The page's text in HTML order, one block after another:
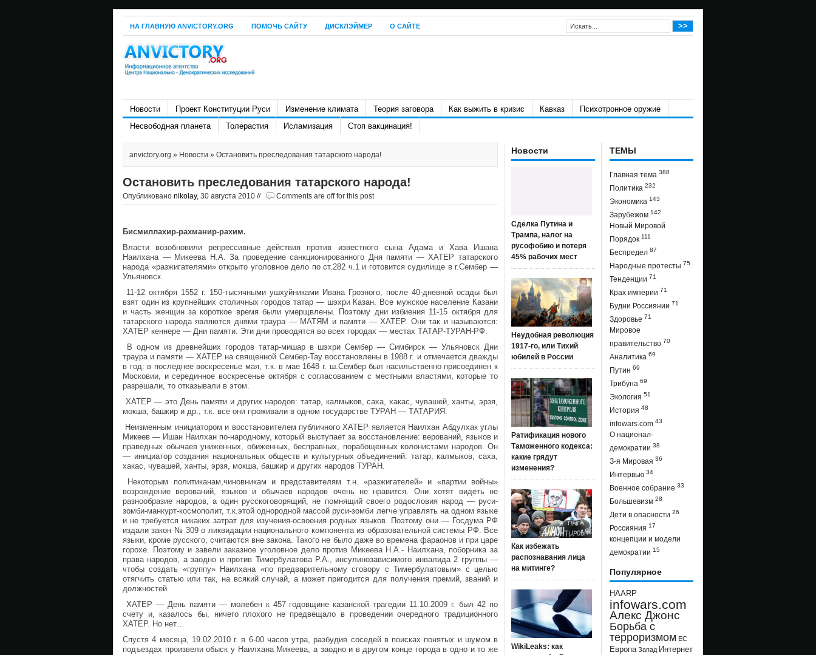
НА ГЛАВНУЮ ANVICTORY.ORG ПОМОЧЬ САЙТУ ДИСКЛЭЙМЕР О САЙТЕ
Новости Проект Конституции Руси Изменение климата Теория заговора Как выжить в кризис Кавказ
Психотронное оружие
Несвободная планета
Толерастия Исламизация Стоп вакцинация!
anvictory.org » Новости » Остановить преследования татарского народа!
Остановить преследования татарского народа!
Опубликовано nikolay, 30 августа 2010 // Comments are off for this post
Бисмиллахир-рахманир-рахим.
Власти возобновили репрессивные действия против известного сына Адама и Хава Ишана
Наилхана — Микеева Н.А. За проведение санкционированного Дня памяти — ХАТЕР татарского
народа «разжигателями» открыто уголовное дело по ст.282 ч.1 и готовится судилище в г.Сембер —
Ульяновск.
11-12 октября 1552 г. 150-тысячными ушхуйниками Ивана Грозного, после 40-дневной осады был
взят один из крупнейших столичных городов татар — шэхри Казан. Все мужское население Казани
и часть женщин за короткое время были умерщвлены. Поэтому дни избиения 11-15 октября для
татарского народа являются днями траура — МАТЯМ и памяти — ХАТЕР. Они так и называются:
ХАТЕР кеннере — Дни памяти. Эти дни проводятся во всех городах — местах ТАТАР-ТУРАН-РФ.
В одном из древнейших городов татар-мишар в шэхри Сембер — Симбирск — Ульяновск Дни
траура и памяти — ХАТЕР на священной Сембер-Тау восстановлены в 1988 г. и отмечается дважды
в год: в последнее воскресенье мая, т.к. в мае 1648 г. ш.Сембер был насильственно присоединен к
Московии, и серединное воскресенье октября с согласованием с местными властями, которые то
разрешали, то отказывали в этом.
ХАТЕР — это День памяти и других народов: татар, калмыков, саха, хакас, чувашей, ханты, эрзя,
мокша, башкир и др., т.к. все они проживали в одном государстве ТУРАН — ТАТАРИЯ.
Неизменным инициатором и восстановителем публичного ХАТЕР является Наилхан Абдулхак углы
Микеев — Ишан Наилхан по-народному, который выступает за восстановление: верований, языков и
праведных обычаев униженных, обиженных, бесправных, порабощенных колонистами народов. Он
— инициатор создания национальных обществ и культурных объединений: татар, калмыков, саха,
хакас, чувашей, ханты, эрзя, мокша, башкир и других народов ТУРАН.
Некоторым политиканам,чиновникам и представителям т.н. «разжигателей» и «партии войны»
возрождение верований, языков и обычаев народов очень не нравится. Они хотят видеть не
разнообразие народов, а один русскоговорящий, не помнящий своего родословия народ — руси-
зомби-манкурт-космополит, т.к.этой однородной массой руси-зомби легче управлять на одном языке
и не требуется никаких затрат для изучения-освоения родных языков. Поэтому они — Госдума РФ
издали закон № 309 о ликвидации национального компонента из образовательной системы РФ. Все
языки, кроме русского, считаются вне закона. Такого не было даже во времена фараонов и при царе
горохе. Поэтому и завели заказное уголовное дело против Микеева Н.А.- Наилхана, поборника за
права народов, а заодно и против Тимербулатова Р.А., инсулинозависимого инвалида 2 группы —
чтобы создать «группу» Наилхана «по предварительному сговору с Тимербулатовым» с целью
отягчить статью или так, на всякий случай, а может пригодится для получения премий, званий и
должностей.
ХАТЕР — День памяти — молебен к 457 годовщине казанской трагедии 11.10.2009 г. был 42 по
счету и, казалось бы, ничего плохого не предвещало в проведении очередного традиционного
ХАТЕР. Но нет…
Спустя 4 месяца, 19.02.2010 г. в 6-00 часов утра, разбудив соседей в поисках понятых и шумом в
подъездах произвели обыск у Наилхана Микеева, а заодно и в другом конце города в одно и то же
Новости
Сделка Путина и
Трампа, налог на
русофобию и потеря
45% рабочих мест
Неудобная революция
1917-го, или Тихий
юбилей в России
Ратификация нового
Таможенного кодекса:
какие грядут
изменения?
Как избежать
распознавания лица
на митинге?
WikiLeaks: как
ТЕМЫ
Главная тема 388
Политика 232
Экономика 143
Зарубежом 142
Новый Мировой
Порядок 111
Беспредел 87
Народные протесты 75
Тенденции 71
Крах империи 71
Будни Россиянии 71
Здоровье 71
Мировое
правительство 70
Аналитика 69
Путин 69
Трибуна 69
Экология 51
История 48
infowars.com 43
О национал-
демократии 38
З-я Мировая 36
Интервью 34
Военное собрание 33
Большевизм 28
Дети в опасности 26
Россияния 17
концепции и модели
демократии 15
Популярное
HAARP
infowars.com
Алекс Джонс
Борьба с
терроризмом ЕС
Европа Запад Интернет